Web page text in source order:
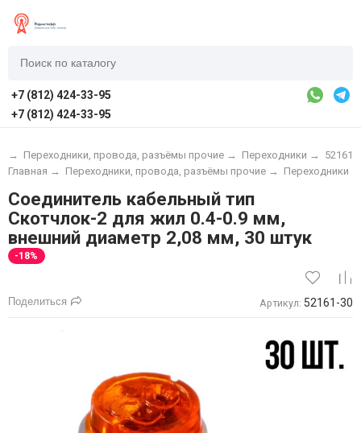
+7 (812) 424-33-95
+7 (812) 424-33-95
→ Переходники, провода, разъёмы прочие → Переходники →
52161
Переходники
Переходники, провода, разъёмы прочие →
Главная →
Соединитель кабельный тип
Скотчлок-2 для жил 0.4-0.9 мм,
внешний диаметр 2,08 мм, 30 штук
-18%
Поделиться Артикул: 52161-30